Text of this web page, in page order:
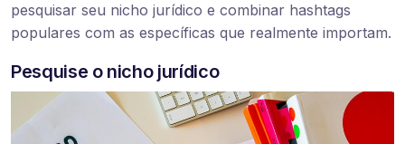
pesquisar seu nicho jurídico e combinar hashtags
populares com as específicas que realmente importam.
Pesquise o nicho jurídico